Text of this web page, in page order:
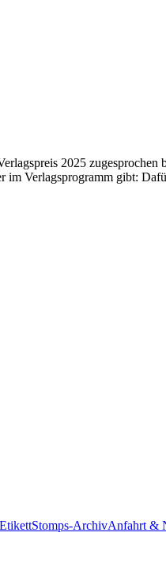
2025
im Verlagsprogramm gibt:
Stomps-ArchivAnfahrt &